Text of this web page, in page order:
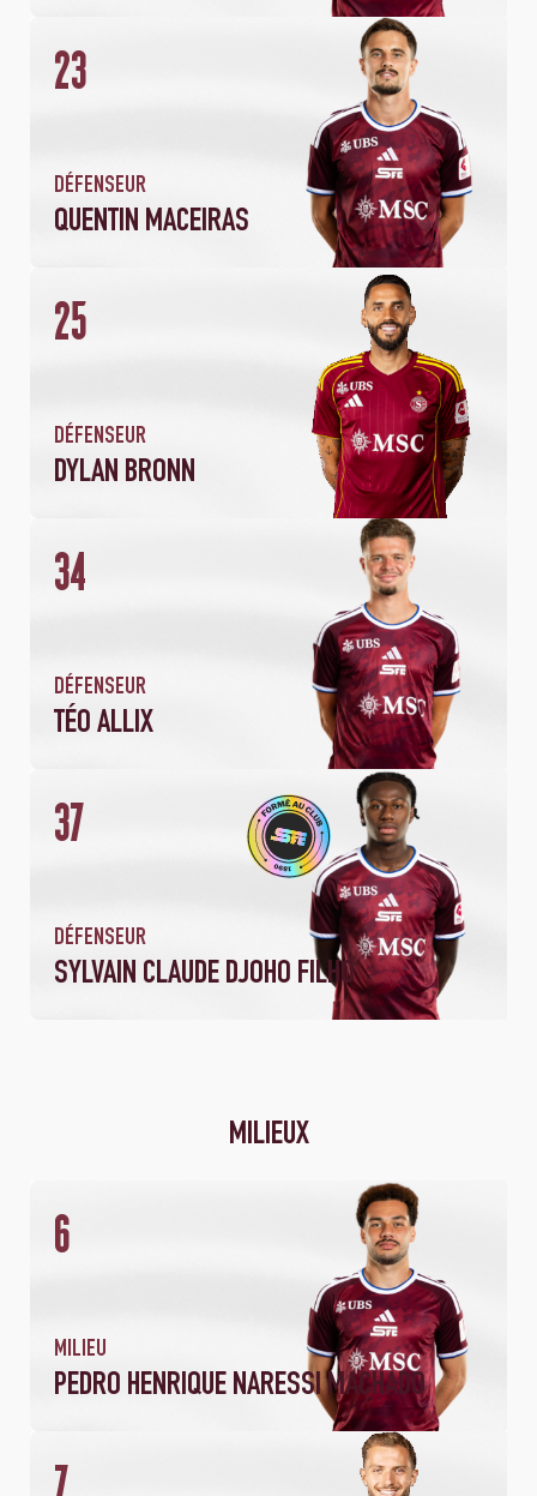
23
DÉFENSEUR
QUENTIN MACEIRAS
2
MINUTES JOUÉES
25
DÉFENSEUR
DYLAN BRONN
34
DÉFENSEUR
TÉO ALLIX
37
DÉFENSEUR
SYLVAIN CLAUDE DJOHO FILHO
MILIEUX
6
MILIEU
PEDRO HENRIQUE NARESSI MACHADO
2
MINUTES JOUÉES